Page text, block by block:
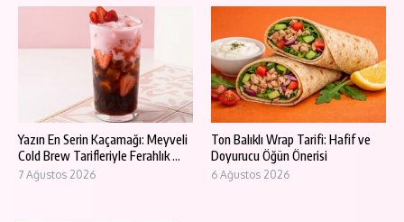
Yazın En Serin Kaçamağı: Meyveli
Cold Brew Tarifleriyle Ferahlık ...
7 Ağustos 2026
Ton Balıklı Wrap Tarifi: Hafif ve
Doyurucu Öğün Önerisi
6 Ağustos 2026